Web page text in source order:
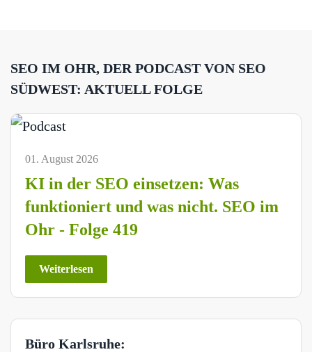
SEO IM OHR, DER PODCAST VON SEO
SÜDWEST: AKTUELL FOLGE
01. August 2026
KI in der SEO einsetzen: Was
funktioniert und was nicht. SEO im
Ohr - Folge 419
Weiterlesen
Büro Karlsruhe: